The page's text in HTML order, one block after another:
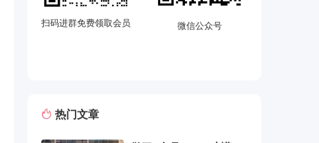
扫码进群免费领取会员 微信公众号
热门文章